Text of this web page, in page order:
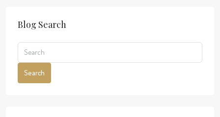
Blog Search
Search